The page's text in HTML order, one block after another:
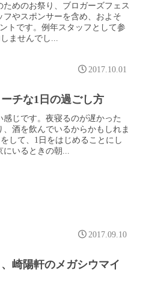
めのお祭り、ブロガーズフェス
やスポンサーを含め、およそ
トです。例年スタッフとして参
ませんでし...
2017.10.01
チな1日の過ごし方
じです。夜寝るのが遅かった
酒を飲んでいるからかもしれま
して、1日をはじめることにし
いるときの朝...
2017.09.10
崎陽軒のメガシウマイ